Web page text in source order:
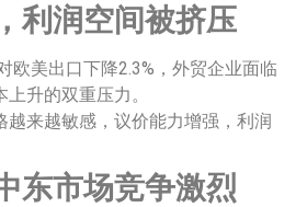
利润空间被挤压
欧美出口下降2.3%，外贸企业面临
升的双重压力。
越来越敏感，议价能力增强，利润
东市场竞争激烈